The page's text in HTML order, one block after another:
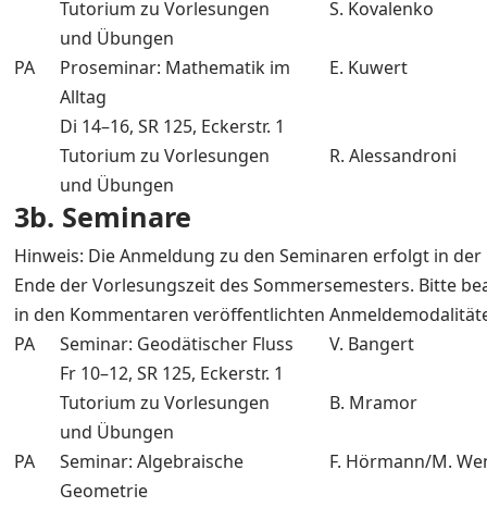
Tutorium zu Vorlesungen
und Übungen
S. Kovalenko
PA
Proseminar: Mathematik im
Alltag
E. Kuwert
Di 14–16, SR 125, Eckerstr. 1
Tutorium zu Vorlesungen
und Übungen
R. Alessandroni
3b. Seminare
Hinweis: Die Anmeldung zu den Seminaren erfolgt in der
Ende der Vorlesungszeit des Sommersemesters. Bitte
in den Kommentaren veröffentlichten
PA
Seminar: Geodätischer Fluss
V. Bangert
Fr 10–12, SR 125, Eckerstr. 1
Tutorium zu Vorlesungen
und Übungen
B. Mramor
PA
Seminar: Algebraische
Geometrie
F. Hörmann/M.